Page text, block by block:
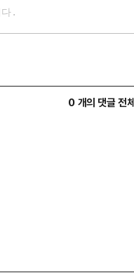
0 개의 댓글 전